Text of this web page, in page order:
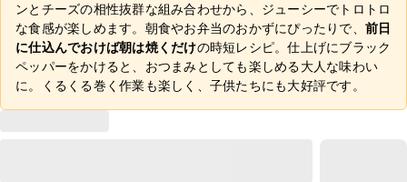
ンとチーズの相性抜群な組み合わせから、ジューシーでトロトロ
な食感が楽しめます。朝食やお弁当のおかずにぴったりで、 前日
に仕込んでおけば朝は焼くだけの時短レシピ。仕上げにブラック
ペッパーをかけると、おつまみとしても楽しめる大人な味わい
に。くるくる巻く作業も楽しく、子供たちにも大好評です。